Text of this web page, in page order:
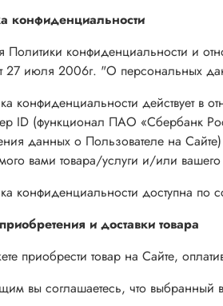
конфиденциальности
Политики конфиденциальности и
июля 2006г. "О персональных
конфиденциальности действует в
ID (функционал ПАО «Сбербанк
данных о Пользователе на
вами товара/услуги и/или
конфиденциальности доступна по
и доставки товара
приобрести товар на Сайте,
вы соглашаетесь, что